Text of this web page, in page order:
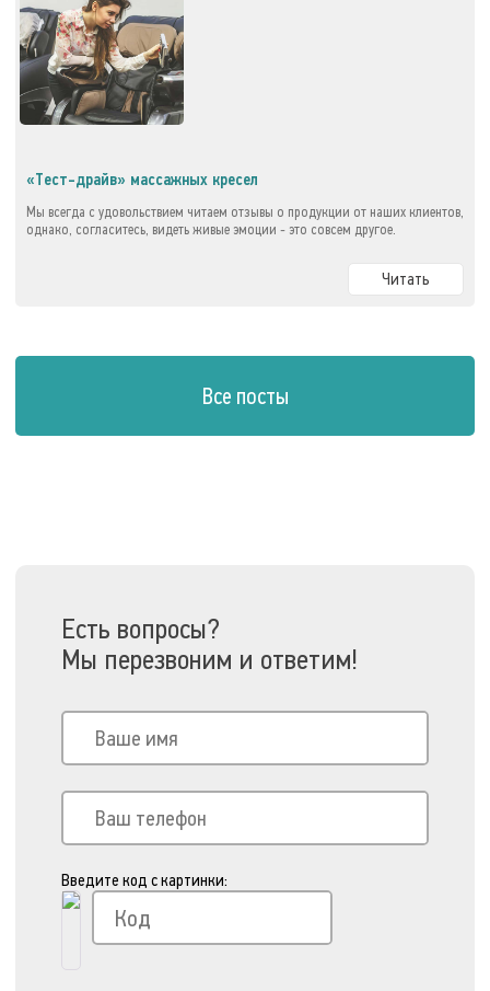
«Тест-драйв» массажных кресел
Мы всегда с удовольствием читаем отзывы о продукции от наших клиентов,
однако, согласитесь, видеть живые эмоции - это совсем другое.
Читать
Все посты
Есть вопросы?
Мы перезвоним и ответим!
Введите код с картинки: